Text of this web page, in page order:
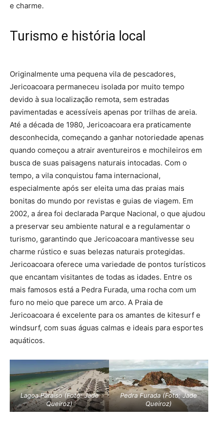
e charme.
Turismo e história local
Originalmente uma pequena vila de pescadores,
Jericoacoara permaneceu isolada por muito tempo
devido à sua localização remota, sem estradas
pavimentadas e acessíveis apenas por trilhas de areia.
Até a década de 1980, Jericoacoara era praticamente
desconhecida, começando a ganhar notoriedade apenas
quando começou a atrair aventureiros e mochileiros em
busca de suas paisagens naturais intocadas. Com o
tempo, a vila conquistou fama internacional,
especialmente após ser eleita uma das praias mais
bonitas do mundo por revistas e guias de viagem. Em
2002, a área foi declarada Parque Nacional, o que ajudou
a preservar seu ambiente natural e a regulamentar o
turismo, garantindo que Jericoacoara mantivesse seu
charme rústico e suas belezas naturais protegidas.
Jericoacoara oferece uma variedade de pontos turísticos
que encantam visitantes de todas as idades. Entre os
mais famosos está a Pedra Furada, uma rocha com um
furo no meio que parece um arco. A Praia de
Jericoacoara é excelente para os amantes de kitesurf e
windsurf, com suas águas calmas e ideais para esportes
aquáticos.
Lagoa Paraíso (Foto: Jade
Queiroz)
Pedra Furada (Foto: Jade
Queiroz)